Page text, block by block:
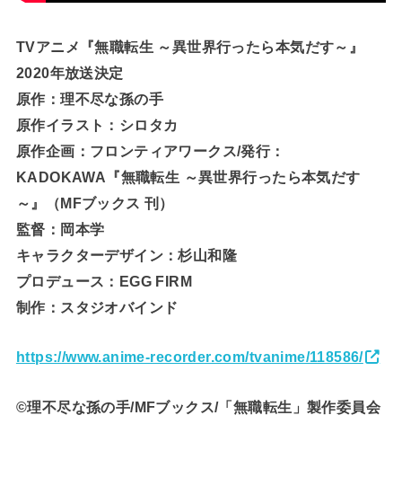
TVアニメ『無職転生 ～異世界行ったら本気だす～』
2020年放送決定
原作：理不尽な孫の手
原作イラスト：シロタカ
原作企画：フロンティアワークス/発行：
KADOKAWA『無職転生 ～異世界行ったら本気だす
～』（MFブックス 刊）
監督：岡本学
キャラクターデザイン：杉山和隆
プロデュース：EGG FIRM
制作：スタジオバインド
https://www.anime-recorder.com/tvanime/118586/
©理不尽な孫の手/MFブックス/「無職転生」製作委員会